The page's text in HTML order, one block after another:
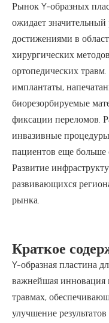
Рынок Y-образных
ожидает
достижениями в
хирургических
ортопедических
имплантаты,
биорезорбируемые
фиксации переломов.
инвазивные
пациентов еще больше
Развитие
развивающихся
рынка.
Краткое
Y-образная пластина
важнейшая инновация
травмах,
улучшение